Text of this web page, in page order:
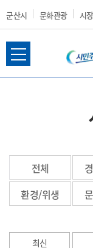
군산시 문화관광 시
군
전
체
전체
환경/위생
최신